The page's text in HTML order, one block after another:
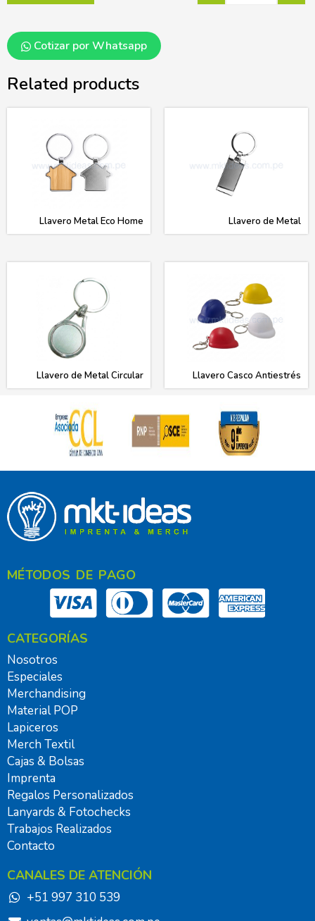
Cotizar por Whatsapp
Related products
Llavero Metal Eco Home Llavero de Metal
Llavero de Metal Circular Llavero Casco Antiestrés
MÉTODOS DE PAGO
CATEGORÍAS
Nosotros
Especiales
Merchandising
Material POP
Lapiceros
Merch Textil
Cajas & Bolsas
Imprenta
Regalos Personalizados
Lanyards & Fotochecks
Trabajos Realizados
Contacto
CANALES DE ATENCIÓN
+51 997 310 539